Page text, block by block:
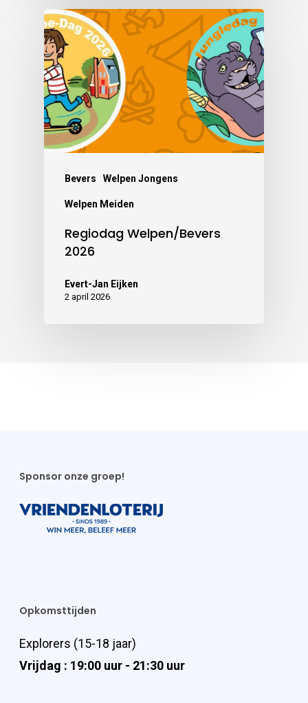
Bevers Welpen Jongens
Welpen Meiden
Regiodag Welpen/Bevers
2026
Evert-Jan Eijken
2 april 2026
Sponsor onze groep!
Opkomsttijden
Explorers (15-18 jaar)
Vrijdag : 19:00 uur - 21:30 uur